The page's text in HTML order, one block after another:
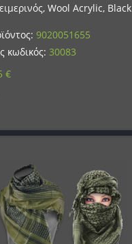
Wool Acrylic, Black
9020051655
κωδικός: 30083
€